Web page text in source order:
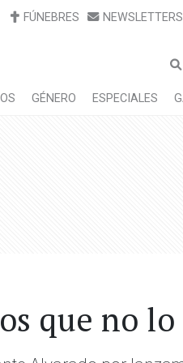
FÚNEBRES NEWSLETTERS
GÉNERO ESPECIALES
que no lo